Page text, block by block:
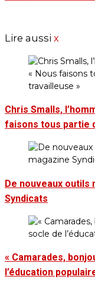
Lire aussi x
Chris Smalls,
faisons tous partie
De nouveaux outils
Syndicats
« Camarades,
l’éducation